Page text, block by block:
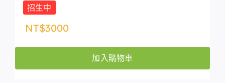
招生中
NT$3000
加入購物車